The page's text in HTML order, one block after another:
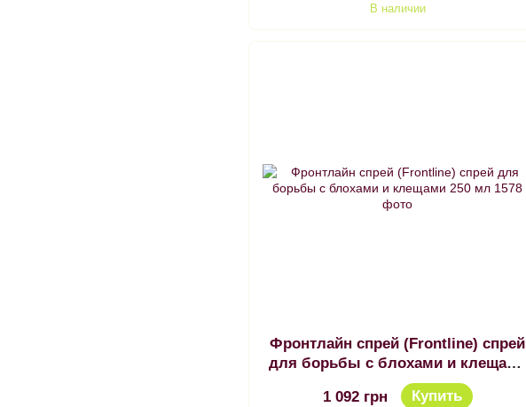
В наличии
Фронтлайн спрей (Frontline) спрей
для борьбы с блохами и клещами
250 мл
1 092 грн
Купить